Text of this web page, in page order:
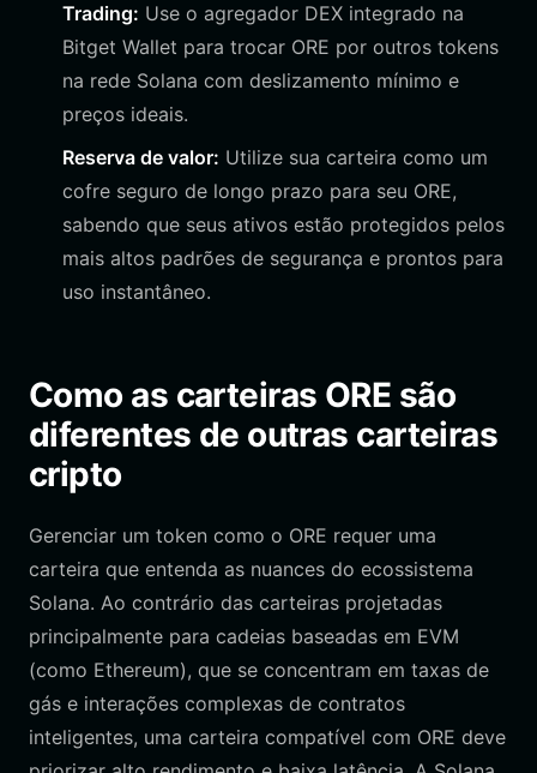
Trading: Use o agregador DEX integrado na
Bitget Wallet para trocar ORE por outros tokens
na rede Solana com deslizamento mínimo e
preços ideais.
Reserva de valor: Utilize sua carteira como um
cofre seguro de longo prazo para seu ORE,
sabendo que seus ativos estão protegidos pelos
mais altos padrões de segurança e prontos para
uso instantâneo.
Como as carteiras ORE são
diferentes de outras carteiras
cripto
Gerenciar um token como o ORE requer uma
carteira que entenda as nuances do ecossistema
Solana. Ao contrário das carteiras projetadas
principalmente para cadeias baseadas em EVM
(como Ethereum), que se concentram em taxas de
gás e interações complexas de contratos
inteligentes, uma carteira compatível com ORE deve